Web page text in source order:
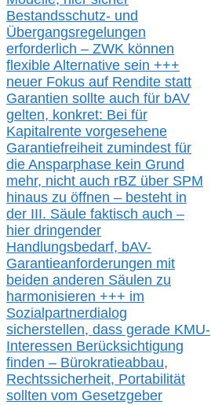
Bestandsschutz- und
Übergangsregelungen
erforderlich – ZWK können
flexible Alternative sein +++
neuer Fokus auf Rendite statt
Garantien sollte auch für bAV
gelten, konkret: Bei für
Kapitalrente vorgesehene
Garantiefreiheit zumindest für
die Ansparphase kein Grund
mehr, nicht auch rBZ über SPM
hinaus zu öffnen – besteht in
der III. Säule faktisch auch –
hier dringender
Handlungsbedarf, bAV-
Garantieanforderungen mit
beiden anderen Säulen zu
harmonisieren +++ im
Sozialpartnerdialog
sicherstellen, dass gerade KMU-
Interessen Berücksichtigung
finden – Bürokratieabbau,
Rechtssicherheit, Portabilität
sollten vom Gesetzgeber